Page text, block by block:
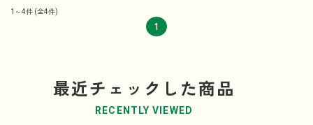
1～4件 (全4件)
1
最近チェックした商品
RECENTLY VIEWED